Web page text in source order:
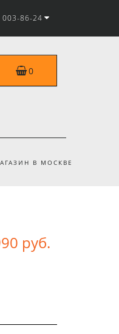
003-86-24
0
В МОСКВЕ
руб.